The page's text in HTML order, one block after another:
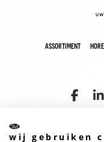
assortiment
wij gebruiken